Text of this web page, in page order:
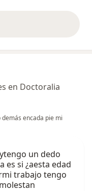
anteriores
en Doctoralia
encada pie mi
un dedo
es si ¿aesta edad
trabajo tengo